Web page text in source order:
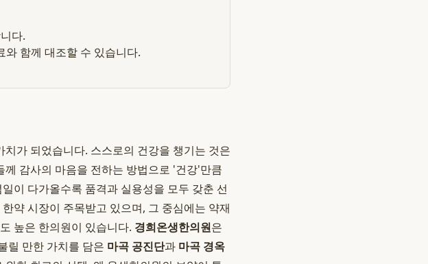
다.
와 함께 대조할 수 있습니다.
가 되었습니다. 스스로의 건강을 챙기는 것은
감사의 마음을 전하는 방법으로 '건강'만큼
이 다가올수록 품격과 실용성을 모두 갖춘 선
약 시장이 주목받고 있으며, 그 중심에는 약재
높은 한의원이 있습니다. 경희온생한의원은
릴 만한 가치를 담은 마곡 공진단과 마곡 경옥